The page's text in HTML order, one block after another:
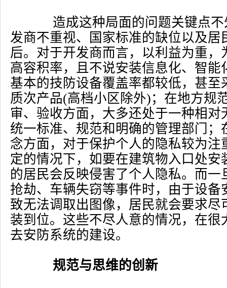
造成这种局面的问题关键点不
发商不重视、国家标准的缺位以及居
后。对于开发商而言，以利益为重，
高容积率，且不说安装信息化、智能
基本的技防设备覆盖率都较低，甚至
质次产品(高档小区除外)；在地方规
审、验收方面，大多还处于一种相对
统一标准、规范和明确的管理部门；
念方面，对于保护个人的隐私较为注
定的情况下，如要在建筑物入口处安
的居民会反映侵害了个人隐私。而一
抢劫、车辆失窃等事件时，由于设备
致无法调取出图像，居民就会要求尽
装到位。这些不尽人意的情况，在很
去安防系统的建设。
规范与思维的创新